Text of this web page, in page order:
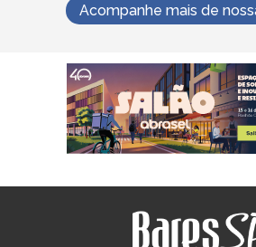
Acompanhe mais de